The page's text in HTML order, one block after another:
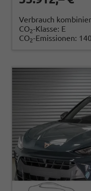
Verbrauch
CO2-Klasse: E
CO2-Emissionen: